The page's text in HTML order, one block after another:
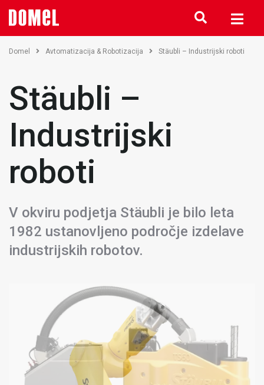
Domel Avtomatizacija & Robotizacija Stäubli – Industrijski roboti
Stäubli –
Industrijski
roboti
V okviru podjetja Stäubli je bilo leta
1982 ustanovljeno področje izdelave
industrijskih robotov.